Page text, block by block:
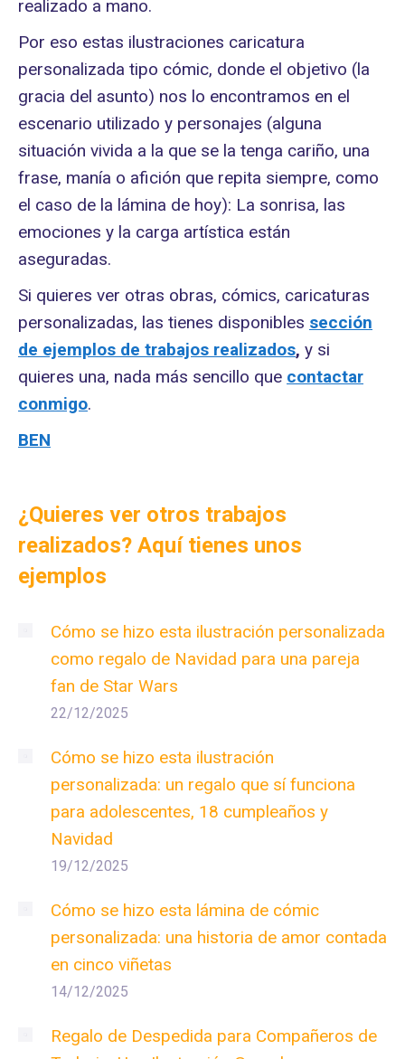
realizado a mano.
Por eso estas ilustraciones caricatura
personalizada tipo cómic, donde el objetivo (la
gracia del asunto) nos lo encontramos en el
escenario utilizado y personajes (alguna
situación vivida a la que se la tenga cariño, una
frase, manía o afición que repita siempre, como
el caso de la lámina de hoy): La sonrisa, las
emociones y la carga artística están
aseguradas.
Si quieres ver otras obras, cómics, caricaturas
personalizadas, las tienes disponibles sección
de ejemplos de trabajos realizados, y si
quieres una, nada más sencillo que contactar
conmigo.
BEN
¿Quieres ver otros trabajos
realizados? Aquí tienes unos
ejemplos
Cómo se hizo esta ilustración personalizada
como regalo de Navidad para una pareja
fan de Star Wars
22/12/2025
Cómo se hizo esta ilustración
personalizada: un regalo que sí funciona
para adolescentes, 18 cumpleaños y
Navidad
19/12/2025
Cómo se hizo esta lámina de cómic
personalizada: una historia de amor contada
en cinco viñetas
14/12/2025
Regalo de Despedida para Compañeros de